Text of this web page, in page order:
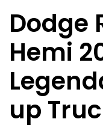
Dodge
Hemi
up